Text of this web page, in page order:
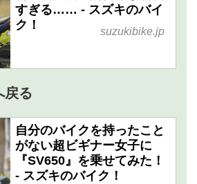
すぎる…… - スズキのバイ
ク！
suzukibike.jp
戻る
自分のバイクを持ったこと
がない超ビギナー女子に
『SV650』を乗せてみた！
- スズキのバイク！